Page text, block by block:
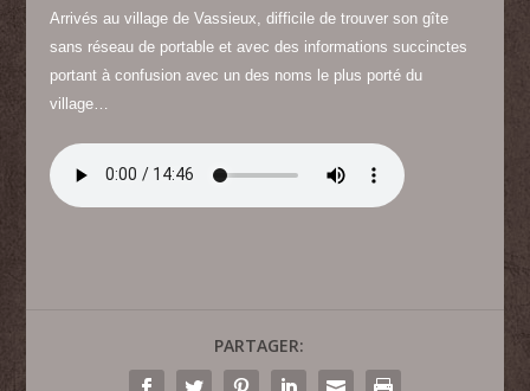
Arrivés au village de Vassieux, difficile de trouver son gîte
sans réseau de portable et avec des informations succinctes
portant à confusion avec un des noms le plus porté du
village…
PARTAGER: